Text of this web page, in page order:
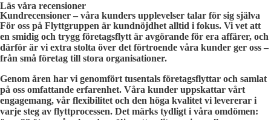
Läs våra recensioner
Kundrecensioner – våra kunders upplevelser talar för sig själva
För oss på Flyttgruppen är kundnöjdhet alltid i fokus. Vi vet att
en smidig och trygg företagsflytt är avgörande för era affärer, och
därför är vi extra stolta över det förtroende våra kunder ger oss –
från små företag till stora organisationer.
Genom åren har vi genomfört tusentals företagsflyttar och samlat
på oss omfattande erfarenhet. Våra kunder uppskattar vårt
engagemang, vår flexibilitet och den höga kvalitet vi levererar i
varje steg av flyttprocessen. Det märks tydligt i våra omdömen: